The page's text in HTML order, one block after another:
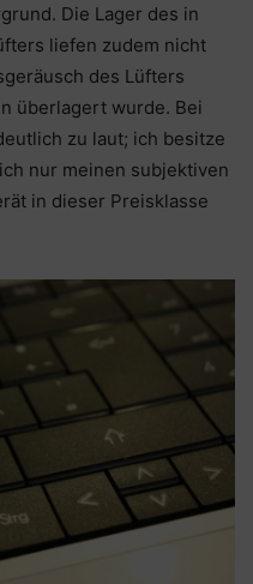
Die Lager des in
liefen zudem nicht
des Lüfters
überlagert wurde. Bei
zu laut; ich besitze
nur meinen subjektiven
in dieser Preisklasse